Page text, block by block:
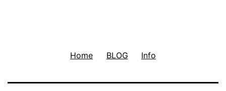
Home BLOG Info